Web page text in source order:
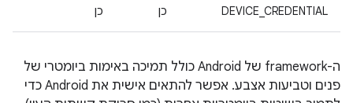
DEVICE_CREDENTIAL כן כן
ה-framework של Android כולל תמיכה באימות ביומטרי של
פנים וטביעות אצבע. אפשר להתאים אישית את Android כדי